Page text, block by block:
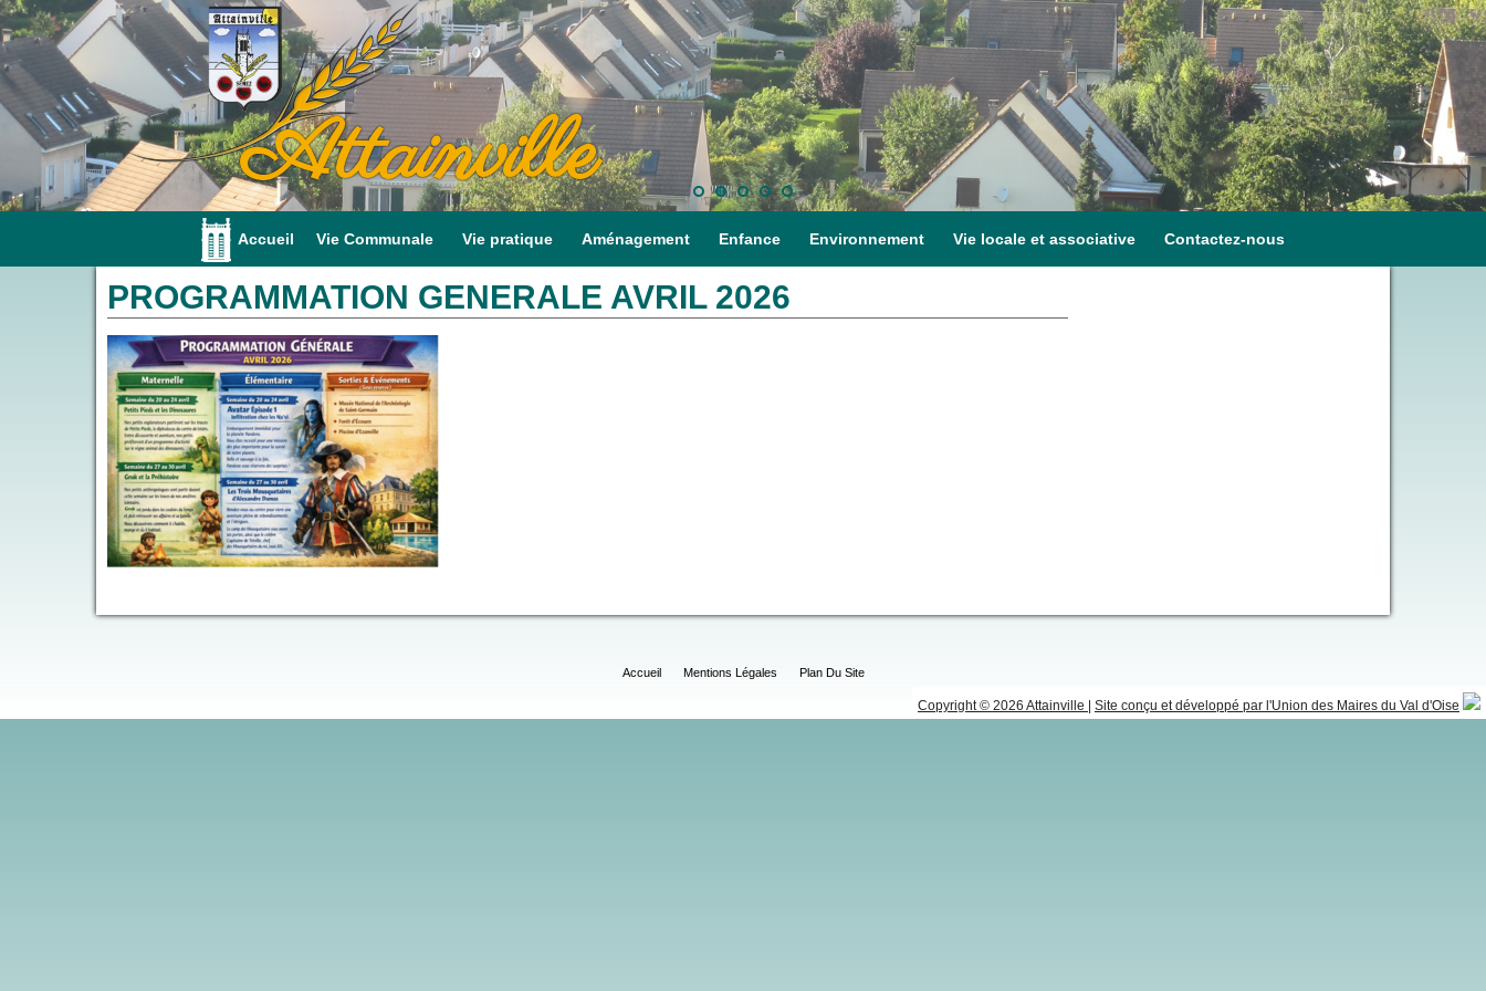
Attainville
Accueil Vie Communale Vie pratique Aménagement Enfance Environnement Vie locale et associative Contactez-nous
PROGRAMMATION GENERALE AVRIL 2026
Accueil Mentions Légales Plan Du Site
Copyright © 2026 Attainville Site conçu et développé par l'Union des Maires du Val d'Oise